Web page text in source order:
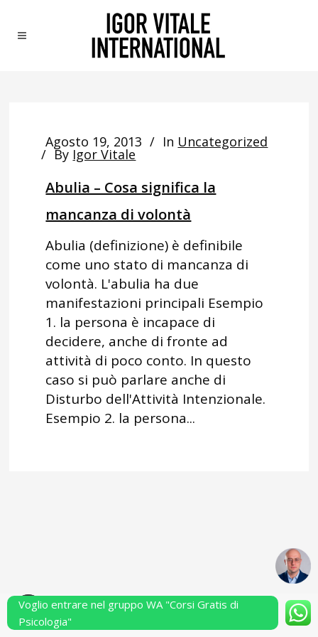
Agosto 19, 2013 In Uncategorized
By Igor Vitale
Abulia – Cosa significa la
mancanza di volontà
Abulia (definizione) è definibile
come uno stato di mancanza di
volontà. L'abulia ha due
manifestazioni principali Esempio
1. la persona è incapace di
decidere, anche di fronte ad
attività di poco conto. In questo
caso si può parlare anche di
Disturbo dell'Attività Intenzionale.
Esempio 2. la persona...
Powered by Performarsi S.a.s.
Voglio entrare nel gruppo WA "Corsi Gratis di
Psicologia"